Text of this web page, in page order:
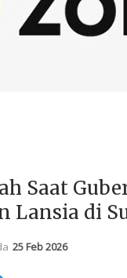
Saat
Lansia di
25 Feb 2026